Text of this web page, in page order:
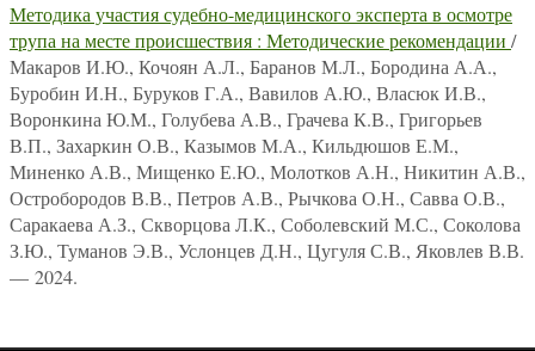
Методика участия судебно-медицинского эксперта в осмотре
трупа на месте происшествия : Методические рекомендации /
Макаров И.Ю., Кочоян А.Л., Баранов М.Л., Бородина А.А.,
Буробин И.Н., Буруков Г.А., Вавилов А.Ю., Власюк И.В.,
Воронкина Ю.М., Голубева А.В., Грачева К.В., Григорьев
В.П., Захаркин О.В., Казымов М.А., Кильдюшов Е.М.,
Миненко А.В., Мищенко Е.Ю., Молотков А.Н., Никитин А.В.,
Остробородов В.В., Петров А.В., Рычкова О.Н., Савва О.В.,
Саракаева А.З., Скворцова Л.К., Соболевский М.С., Соколова
З.Ю., Туманов Э.В., Услонцев Д.Н., Цугуля С.В., Яковлев В.В.
— 2024.